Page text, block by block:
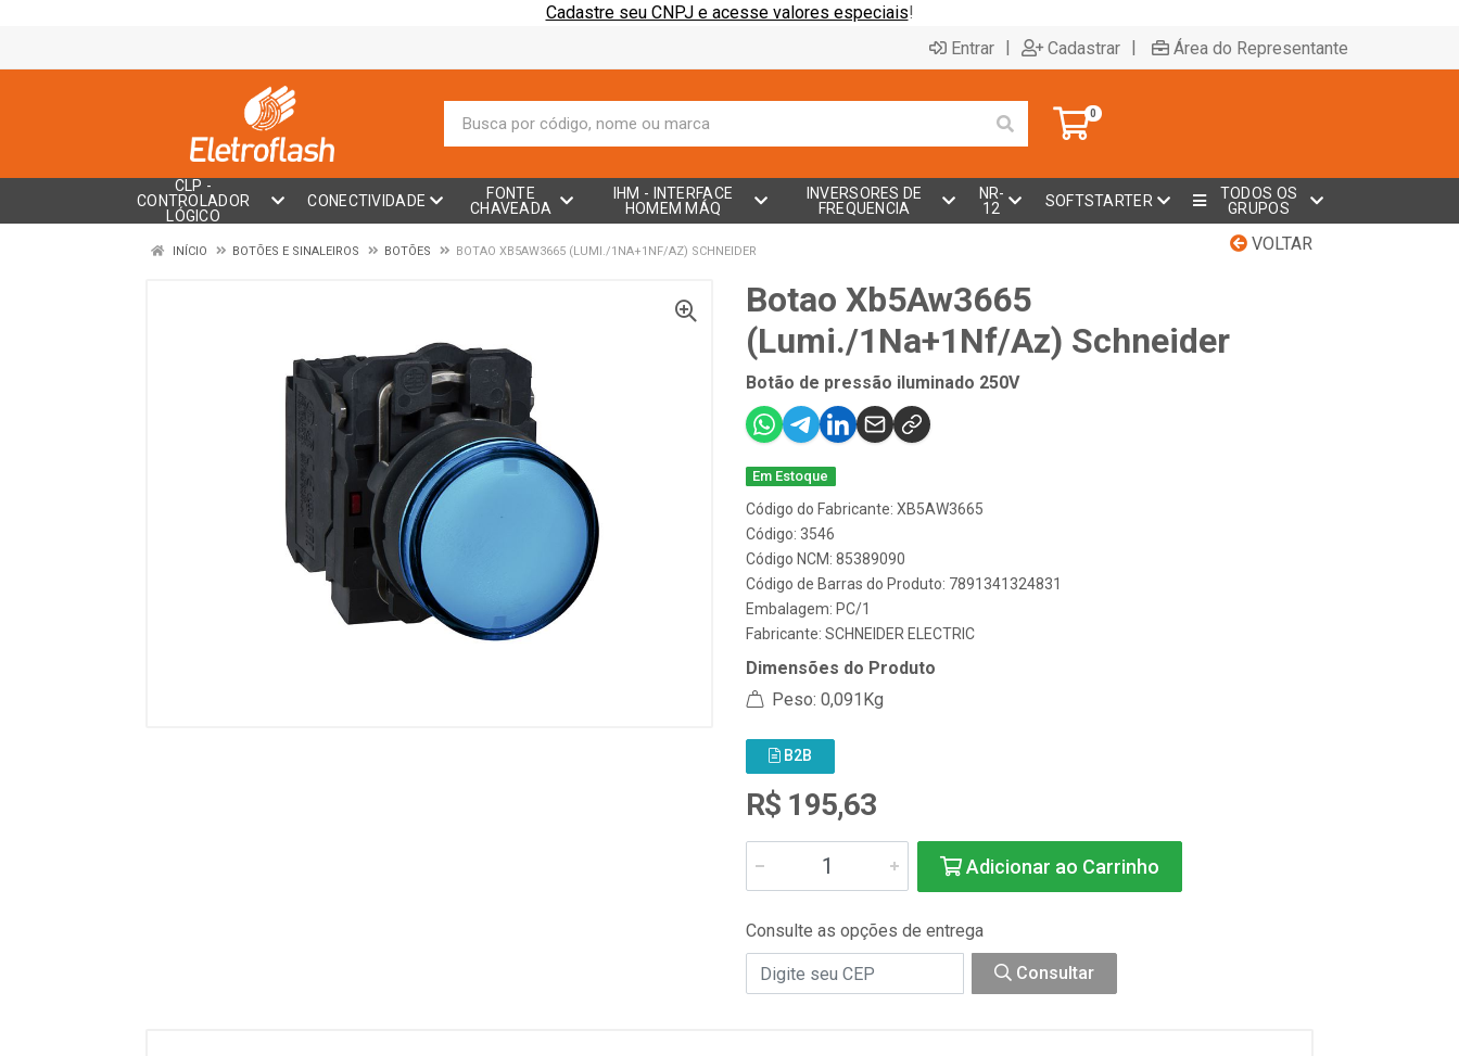
Cadastre seu CNPJ e acesse valores especiais!
Entrar | Cadastrar | Área do Representante
0
CLP -
CONTROLADOR
LÓGICO
CONECTIVIDADE
FONTE
CHAVEADA
IHM - INTERFACE
HOMEM MÁQ
INVERSORES DE
FREQUENCIA
NR-
12
SOFTSTARTER
TODOS OS
GRUPOS
VOLTAR
INÍCIO BOTÕES E SINALEIROS BOTÕES BOTAO XB5AW3665 (LUMI./1NA+1NF/AZ) SCHNEIDER
Botao Xb5Aw3665
(Lumi./1Na+1Nf/Az) Schneider
Botão de pressão iluminado 250V
Em Estoque
Código do Fabricante: XB5AW3665
Código: 3546
Código NCM: 85389090
Código de Barras do Produto: 7891341324831
Embalagem: PC/1
Fabricante: SCHNEIDER ELECTRIC
Dimensões do Produto
Peso: 0,091Kg
B2B
R$ 195,63
Adicionar ao Carrinho
Consulte as opções de entrega
Consultar